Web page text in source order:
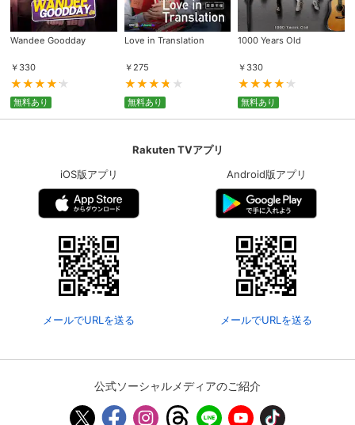
Wandee Goodday
￥ 330
無料あり
Love in Translation
￥275
無料あり
1000 Years Old
￥ 330
無料あり
Rakuten TVアプリ
iOS版アプリ
メールでURLを送る
Android版アプリ
メールでURLを送る
公式ソーシャルメディアのご紹介